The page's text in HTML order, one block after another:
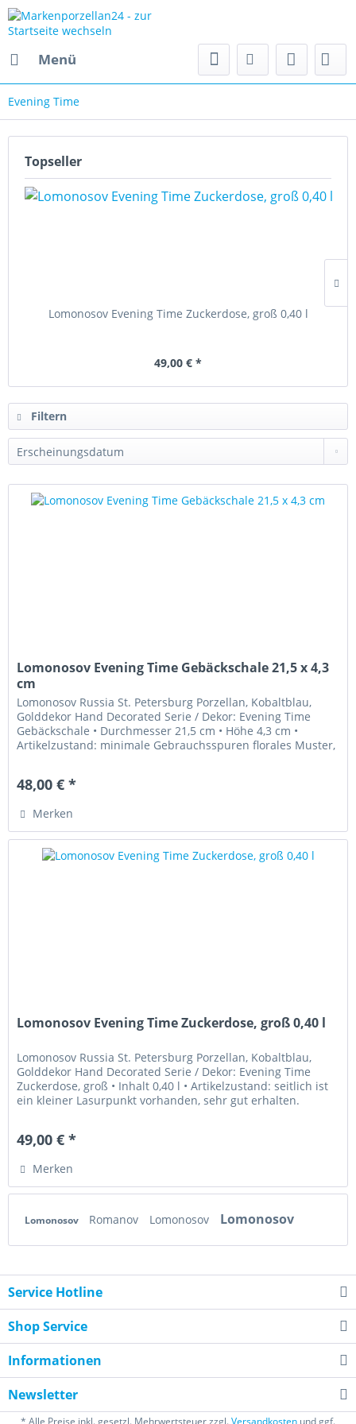
Menü
Evening Time
Topseller
Lomonosov Evening Time Zuckerdose, groß 0,40 l
49,00 € *
Filtern
Lomonosov Evening Time Gebäckschale 21,5 x 4,3
cm
Lomonosov Russia St. Petersburg Porzellan, Kobaltblau,
Golddekor Hand Decorated Serie / Dekor: Evening Time
Gebäckschale • Durchmesser 21,5 cm • Höhe 4,3 cm •
Artikelzustand: minimale Gebrauchsspuren florales Muster,
48,00 € *
Merken
Lomonosov Evening Time Zuckerdose, groß 0,40 l
Lomonosov Russia St. Petersburg Porzellan, Kobaltblau,
Golddekor Hand Decorated Serie / Dekor: Evening Time
Zuckerdose, groß • Inhalt 0,40 l • Artikelzustand: seitlich ist
ein kleiner Lasurpunkt vorhanden, sehr gut erhalten.
49,00 € *
Merken
Lomonosov Romanov Lomonosov Lomonosov
Service Hotline
Shop Service
Informationen
Newsletter